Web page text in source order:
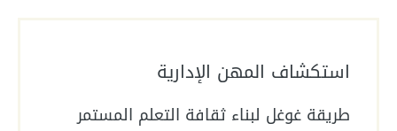
استكشاف المهن الإدارية
طريقة غوغل لبناء ثقافة التعلم المستمر